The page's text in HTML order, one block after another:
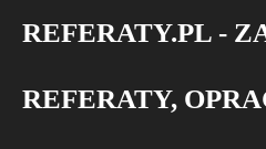
REFERATY.PL -
REFERATY,